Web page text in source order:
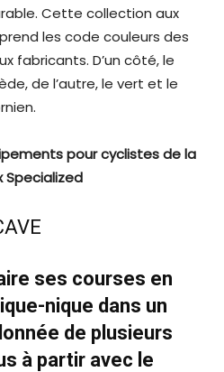
Cette collection aux
les code couleurs des
fabricants. D’un côté, le
de l’autre, le vert et le
pour cyclistes de la
Specialized
ses courses en
nique dans un
de plusieurs
à partir avec le